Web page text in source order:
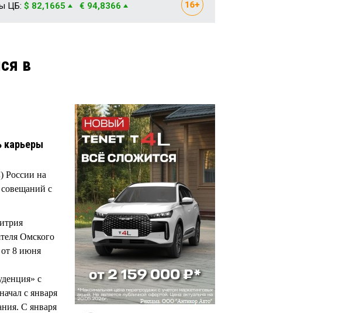
ЦБ: $ 82,1665 € 94,8366
в
карьеры
России на
совещаний с
Омского
от 8 июня
с
с января
С января